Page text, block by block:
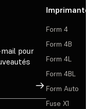
pour
Inscription
Form 4
Form 4B
Form 4L
Form 4BL
Form Auto
Fuse X1